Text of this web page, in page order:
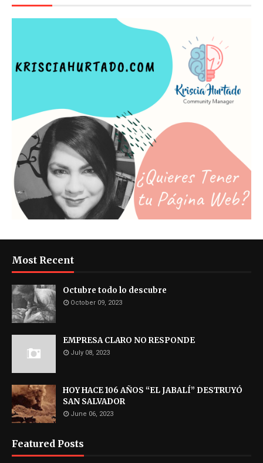
Most Recent
Octubre todo lo descubre
October 09, 2023
EMPRESA CLARO NO RESPONDE
July 08, 2023
HOY HACE 106 AÑOS “EL JABALÍ” DESTRUYÓ
SAN SALVADOR
June 06, 2023
Featured Posts